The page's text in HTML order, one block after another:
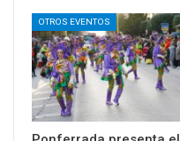
OTROS EVENTOS